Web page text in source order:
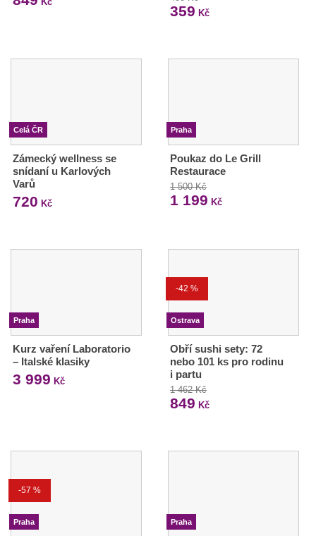
359 Kč
Celá ČR
Zámecký wellness se
snídaní u Karlových
Varů
720 Kč
Praha
Poukaz do Le Grill
Restaurace
1 500 Kč
1 199 Kč
Praha
Kurz vaření Laboratorio
– Italské klasiky
3 999 Kč
-42 %
Ostrava
Obří sushi sety: 72
nebo 101 ks pro rodinu
i partu
1 462 Kč
849 Kč
-57 %
Praha Praha